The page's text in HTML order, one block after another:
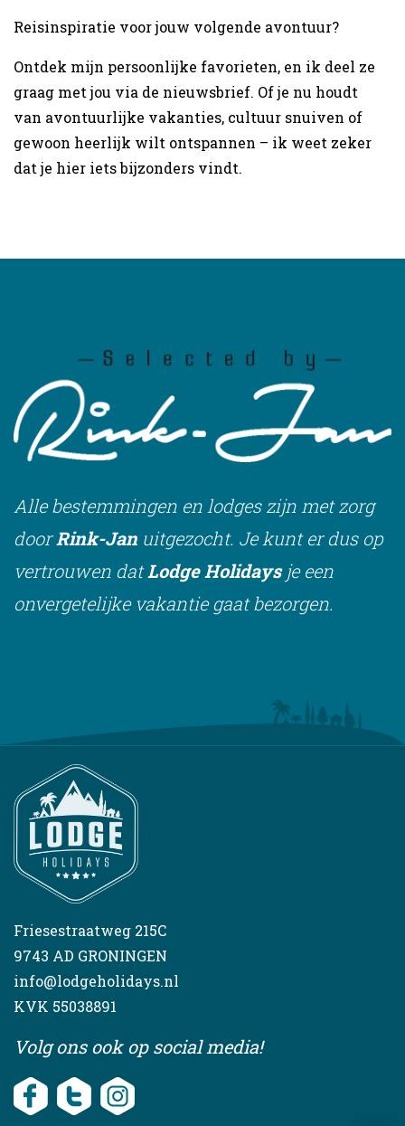
Reisinspiratie voor jouw volgende avontuur?
Ontdek mijn persoonlijke favorieten, en ik deel ze
graag met jou via de nieuwsbrief. Of je nu houdt
van avontuurlijke vakanties, cultuur snuiven of
gewoon heerlijk wilt ontspannen – ik weet zeker
dat je hier iets bijzonders vindt.
Alle bestemmingen en lodges zijn met zorg
doorRink-Jan uitgezocht. Je kunt er dus op
vertrouwen datLodge Holidaysje een
onvergetelijke vakantie gaat bezorgen.
Friesestraatweg 215C
9743 AD GRONINGEN
info@lodgeholidays.nl
KVK 55038891
Volg ons ook op social media!